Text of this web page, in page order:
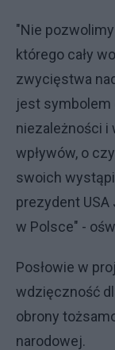
"Nie
którego cały
zwycięstwa
jest symbolem
niezależności
wpływów, o
swoich
prezydent
w Polsce" -
Posłowie w
wdzięczność
obrony
narodowej.